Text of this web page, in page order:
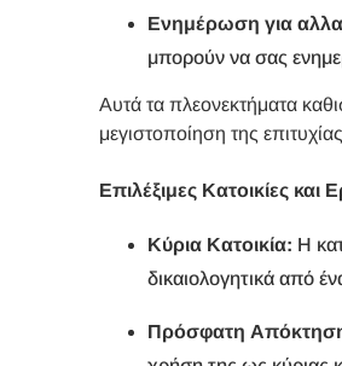
Ενημέρωση για
μπορούν να σας
Αυτά τα πλεονεκτήματα
μεγιστοποίηση της
Επιλέξιμες Κατοικίες και
Κύρια Κατοικία: Η
δικαιολογητικά από
Πρόσφατη